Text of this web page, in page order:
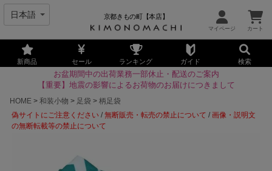
京都きもの町【本店】
新商品 セール ランキング ガイド 検索
お盆期間中の出荷業務一部休止・配送のご案内
【重要】地震の影響によるお荷物のお届けにつきまして
HOME
和装小物 足袋
柄足袋
偽サイトにご注意ください /無断販売・転売の禁止について /画像・説明文
の無断転載等の禁止について